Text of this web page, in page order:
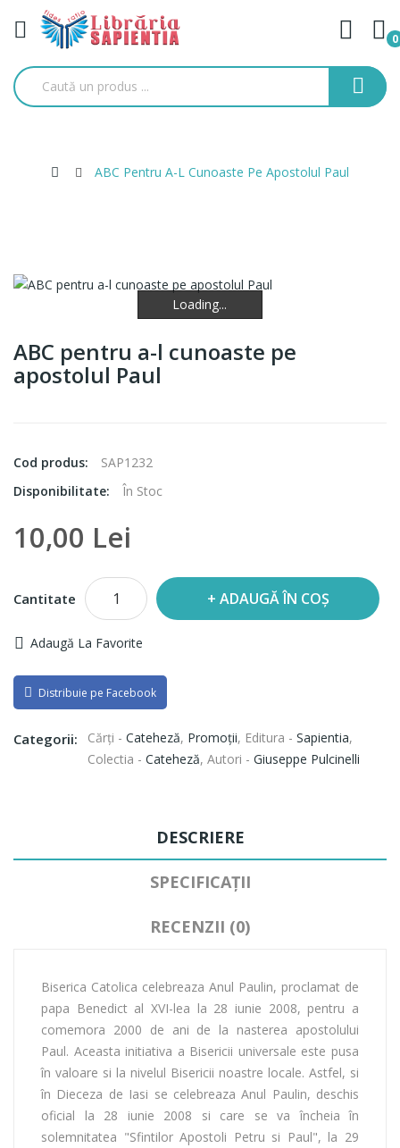
0
ABC Pentru A-L Cunoaste Pe Apostolul Paul
Loading...
Loading...
Loading...
ABC pentru a-l cunoaste pe
apostolul Paul
Cod produs:
SAP1232
Disponibilitate:
În Stoc
10,00 Lei
Cantitate ADAUGĂ ÎN COȘ
Adaugă La Favorite
Distribuie pe Facebook
Categorii: Cărți - Cateheză, Promoții, Editura - Sapientia,
Colectia - Cateheză, Autori - Giuseppe Pulcinelli
DESCRIERE
SPECIFICAȚII
RECENZII (0)
Biserica Catolica celebreaza Anul Paulin, proclamat de
papa Benedict al XVI-lea la 28 iunie 2008, pentru a
comemora 2000 de ani de la nasterea apostolului
Paul. Aceasta initiativa a Bisericii universale este pusa
în valoare si la nivelul Bisericii noastre locale. Astfel, si
în Dieceza de Iasi se celebreaza Anul Paulin, deschis
oficial la 28 iunie 2008 si care se va încheia în
solemnitatea "Sfintilor Apostoli Petru si Paul", la 29